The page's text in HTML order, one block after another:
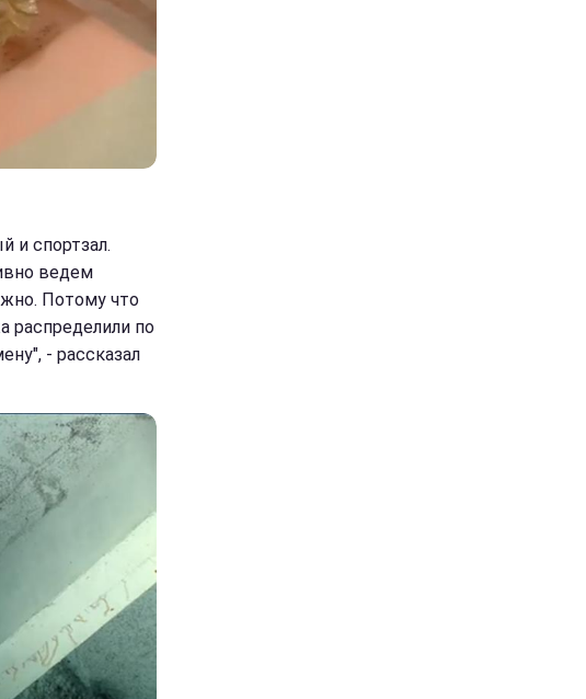
и спортзал.
ведем
Потому что
распределили по
- рассказал